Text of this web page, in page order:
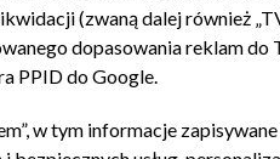
(zwaną dalej również
dopasowania reklam do
PPID do Google.
w tym informacje